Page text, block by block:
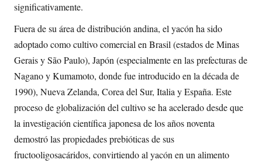
significativamente.
Fuera de su área de distribución andina, el yacón ha sido
adoptado como cultivo comercial en Brasil (estados de Minas
Gerais y São Paulo), Japón (especialmente en las prefecturas de
Nagano y Kumamoto, donde fue introducido en la década de
1990), Nueva Zelanda, Corea del Sur, Italia y España. Este
proceso de globalización del cultivo se ha acelerado desde que
la investigación científica japonesa de los años noventa
demostró las propiedades prebióticas de sus
fructooligosacáridos, convirtiendo al yacón en un alimento